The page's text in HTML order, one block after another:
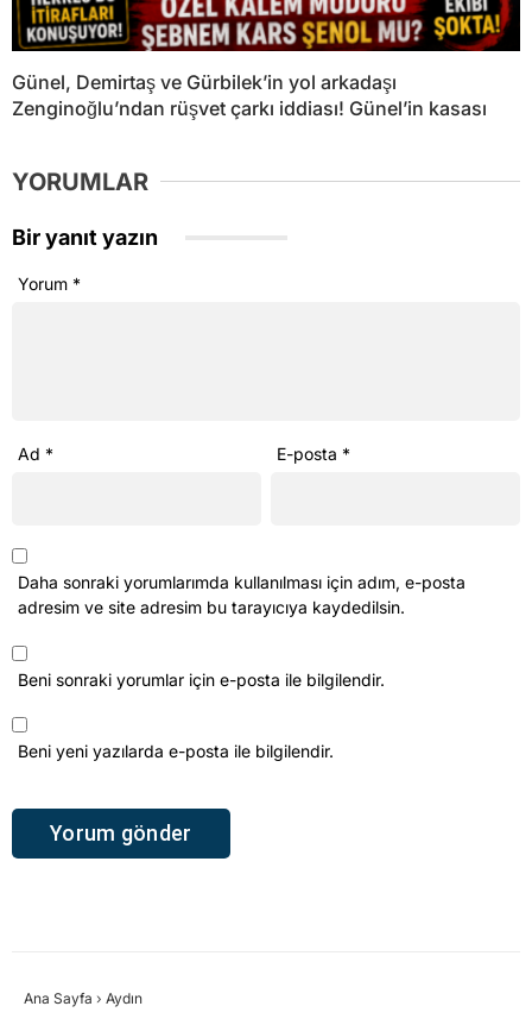
Günel, Demirtaş ve Gürbilek’in yol arkadaşı
Zenginoğlu’ndan rüşvet çarkı iddiası! Günel’in kasası
YORUMLAR
Bir yanıt yazın
Yorum *
Ad * E-posta *
Daha sonraki yorumlarımda kullanılması için adım, e-posta
adresim ve site adresim bu tarayıcıya kaydedilsin.
Beni sonraki yorumlar için e-posta ile bilgilendir.
Beni yeni yazılarda e-posta ile bilgilendir.
Ana Sayfa › Aydın